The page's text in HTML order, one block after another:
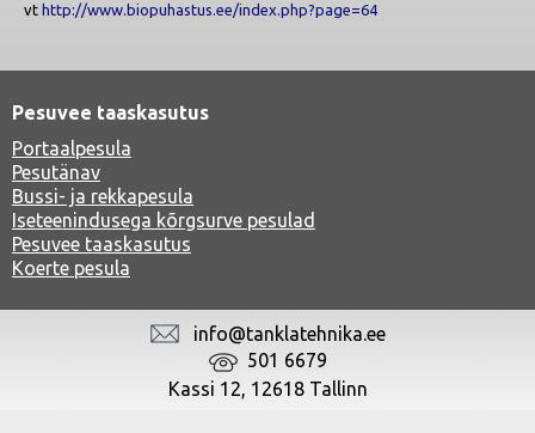
vt http://www.biopuhastus.ee/index.php?page=64
Pesuvee taaskasutus
Portaalpesula
Pesutänav
Bussi- ja rekkapesula
Iseteenindusega kõrgsurve pesulad
Pesuvee taaskasutus
Koerte pesula
info@tanklatehnika.ee
501 6679
Kassi 12, 12618 Tallinn